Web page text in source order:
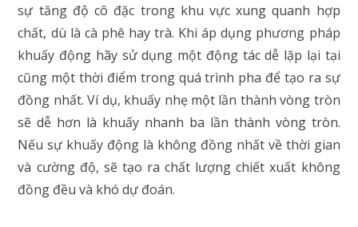
sự tăng độ cô đặc trong khu vực xung quanh hợp
chất, dù là cà phê hay trà. Khi áp dụng phương pháp
khuấy động hãy sử dụng một động tác dễ lặp lại tại
cũng một thời điểm trong quá trình pha để tạo ra sự
đồng nhất. Ví dụ, khuấy nhẹ một lần thành vòng tròn
sẽ dễ hơn là khuấy nhanh ba lần thành vòng tròn.
Nếu sự khuấy động là không đồng nhất về thời gian
và cường độ, sẽ tạo ra chất lượng chiết xuất không
đồng đều và khó dự đoán.